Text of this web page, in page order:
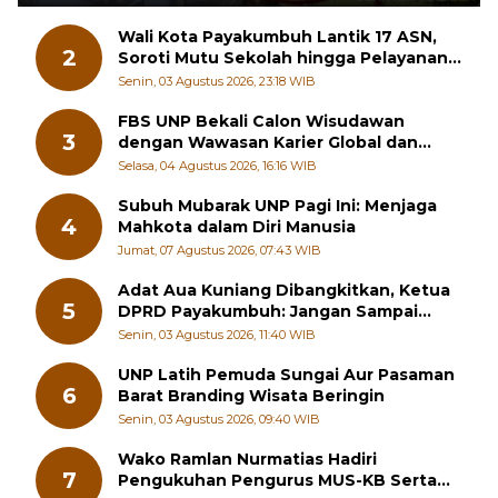
2
Wali Kota Payakumbuh Lantik 17 ASN,
Soroti Mutu Sekolah hingga Pelayanan
RSUD
Senin, 03 Agustus 2026, 23:18 WIB
3
FBS UNP Bekali Calon Wisudawan
dengan Wawasan Karier Global dan
Kewirausahaan Kreatif
Selasa, 04 Agustus 2026, 16:16 WIB
4
Subuh Mubarak UNP Pagi Ini: Menjaga
Mahkota dalam Diri Manusia
Jumat, 07 Agustus 2026, 07:43 WIB
5
Adat Aua Kuniang Dibangkitkan, Ketua
DPRD Payakumbuh: Jangan Sampai
Generasi Muda Hilang Jati Diri
Senin, 03 Agustus 2026, 11:40 WIB
6
UNP Latih Pemuda Sungai Aur Pasaman
Barat Branding Wisata Beringin
Senin, 03 Agustus 2026, 09:40 WIB
7
Wako Ramlan Nurmatias Hadiri
Pengukuhan Pengurus MUS-KB Serta